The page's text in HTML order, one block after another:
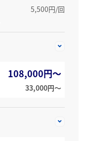
5,500円/回
108,000円～
33,000円〜